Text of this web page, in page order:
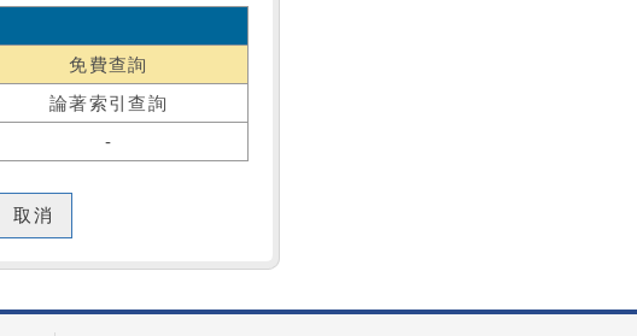
免費查詢
論著索引查詢
-
取消